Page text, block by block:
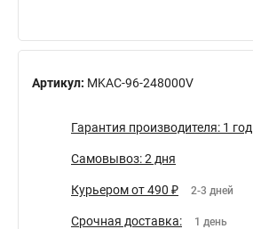
Артикул: MKAC-96-248000V
Гарантия производителя: 1 год
Самовывоз: 2 дня
Курьером от 490 ₽ 2-3 дней
Срочная доставка: 1 день